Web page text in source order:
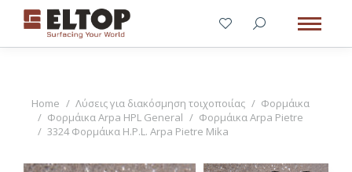
You are here:
Home Λύσεις για διακόσμηση τοιχοποιίας
Φορμάικα
Φορμάικα Arpa HPL General
Φορμάικα Arpa Pietre
3324 Φορμάικα H.P.L. Arpa Pietre Mika